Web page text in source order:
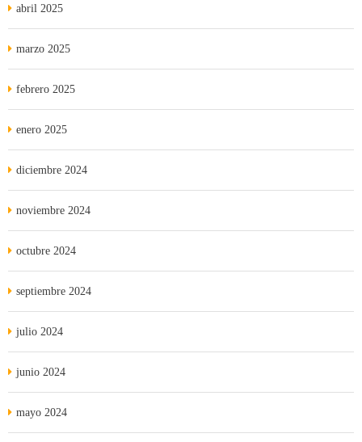
abril 2025
marzo 2025
febrero 2025
enero 2025
diciembre 2024
noviembre 2024
octubre 2024
septiembre 2024
julio 2024
junio 2024
mayo 2024